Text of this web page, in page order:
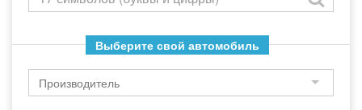
Выберите свой автомобиль